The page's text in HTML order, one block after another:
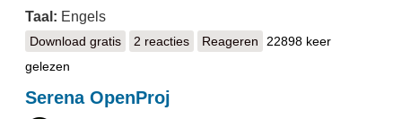
Taal: Engels
Download gratisProjectLibre
2 reacties Reageren
22898 keer
gelezen
Serena OpenProj